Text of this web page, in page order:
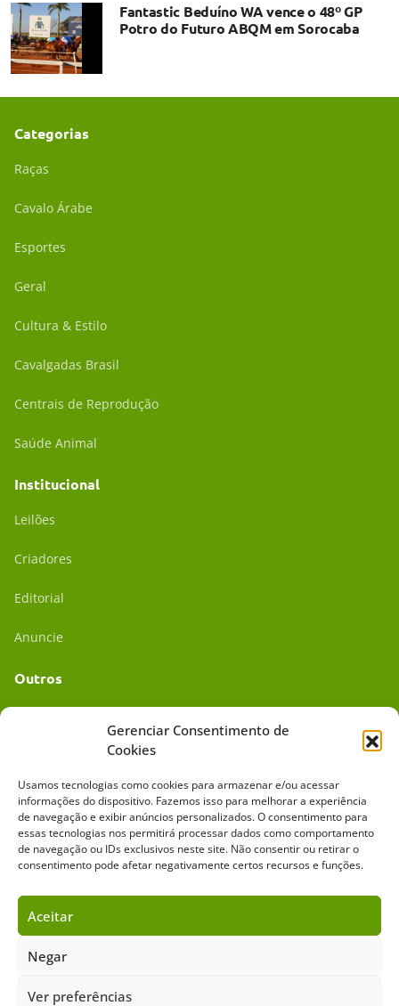
Gerenciar Consentimento de
Cookies
Usamos tecnologias como cookies para armazenar e/ou acessar
informações do dispositivo. Fazemos isso para melhorar a experiência
de navegação e exibir anúncios personalizados. O consentimento para
essas tecnologias nos permitirá processar dados como comportamento
de navegação ou IDs exclusivos neste site. Não consentir ou retirar o
consentimento pode afetar negativamente certos recursos e funções.
Aceitar
Negar
Ver preferências
Fantastic Beduíno WA vence o 48º GP
Potro do Futuro ABQM em Sorocaba
Categorias
Raças
Cavalo Árabe
Esportes
Geral
Cultura & Estilo
Cavalgadas Brasil
Centrais de Reprodução
Saúde Animal
Institucional
Leilões
Criadores
Editorial
Anuncie
Outros
Mídia Kit
Sobre o Cavalus Leilões Anuncie
Copyright ©️ 2026 • Grupo Cavalus de Comunicação. Todos os direitos